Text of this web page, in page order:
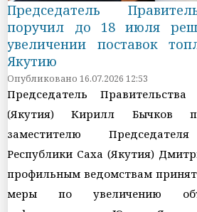
Председатель
поручил до 18 июля
увеличении поставок
Якутию
Опубликовано 16.07.2026 12:53
Председатель
(Якутия) Кирилл Бычков
заместителю
Республики Саха (Якутия)
профильным ведомствам
меры по увеличению